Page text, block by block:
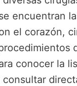
encuentran
el corazón,
conocer la
consultar